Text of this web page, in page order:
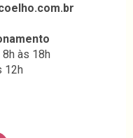
às 18h
12h